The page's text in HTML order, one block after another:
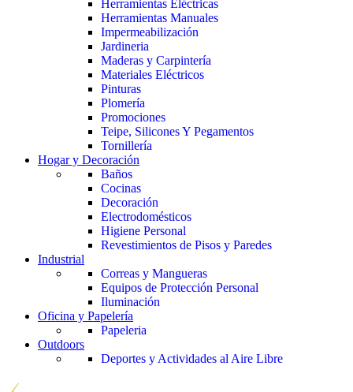
Herramientas Eléctricas
Herramientas Manuales
Impermeabilización
Jardineria
Maderas y Carpintería
Materiales Eléctricos
Pinturas
Plomería
Promociones
Teipe, Silicones Y Pegamentos
Tornillería
Hogar y Decoración
Baños
Cocinas
Decoración
Electrodomésticos
Higiene Personal
Revestimientos de Pisos y Paredes
Industrial
Correas y Mangueras
Equipos de Protección Personal
Iluminación
Oficina y Papelería
Papeleria
Outdoors
Deportes y Actividades al Aire Libre